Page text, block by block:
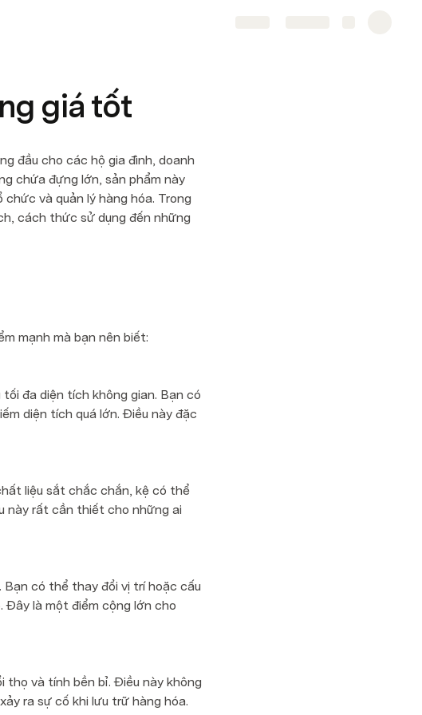
giá tốt
đầu cho các hộ gia đình, doanh
chứa đựng lớn, sản phẩm này
và quản lý hàng hóa. Trong
cách thức sử dụng đến những
mạnh mà bạn nên biết:
đa diện tích không gian. Bạn có
diện tích quá lớn. Điều này đặc
liệu sắt chắc chắn, kệ có thể
này rất cần thiết cho những ai
có thể thay đổi vị trí hoặc cấu
Đây là một điểm cộng lớn cho
và tính bền bỉ. Điều này không
ra sự cố khi lưu trữ hàng hóa.